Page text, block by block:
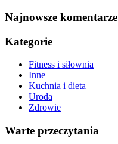
Najnowsze komentarze
Kategorie
Fitness i siłownia
Inne
Kuchnia i dieta
Uroda
Zdrowie
Warte przeczytania